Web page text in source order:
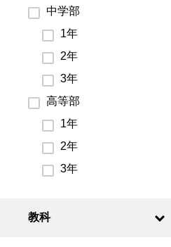
中学部
1年
2年
3年
高等部
1年
2年
3年
教科